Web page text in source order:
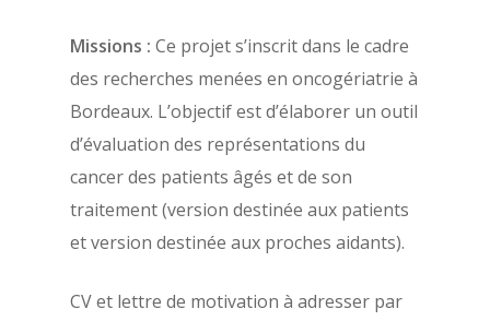
Missions : Ce projet s’inscrit dans le cadre
des recherches menées en oncogériatrie à
Bordeaux. L’objectif est d’élaborer un outil
d’évaluation des représentations du
cancer des patients âgés et de son
traitement (version destinée aux patients
et version destinée aux proches aidants).
CV et lettre de motivation à adresser par
la santé
Histoire de l’AFPSA
La commission jeunes
chercheurs
Les membres du
Nous contacter
Adhérer
Mon espace adhérent
Aide
Mentions légales